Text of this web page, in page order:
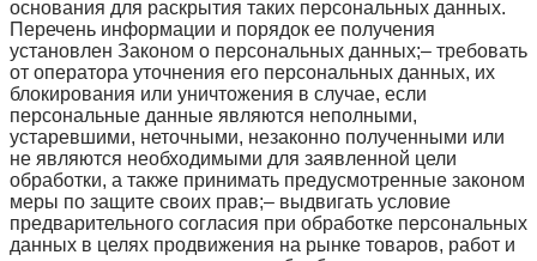
основания для раскрытия таких персональных данных.
Перечень информации и порядок ее получения
установлен Законом о персональных данных;– требовать
от оператора уточнения его персональных данных, их
блокирования или уничтожения в случае, если
персональные данные являются неполными,
устаревшими, неточными, незаконно полученными или
не являются необходимыми для заявленной цели
обработки, а также принимать предусмотренные законом
меры по защите своих прав;– выдвигать условие
предварительного согласия при обработке персональных
данных в целях продвижения на рынке товаров, работ и